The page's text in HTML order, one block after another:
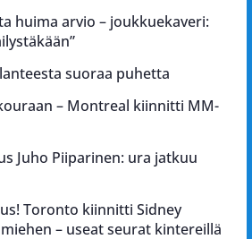
huima arvio – joukkuekaveri:
suoraa puhetta
– Montreal kiinnitti MM-
Juho Piiparinen: ura jatkuu
Toronto kiinnitti Sidney
– useat seurat kintereillä